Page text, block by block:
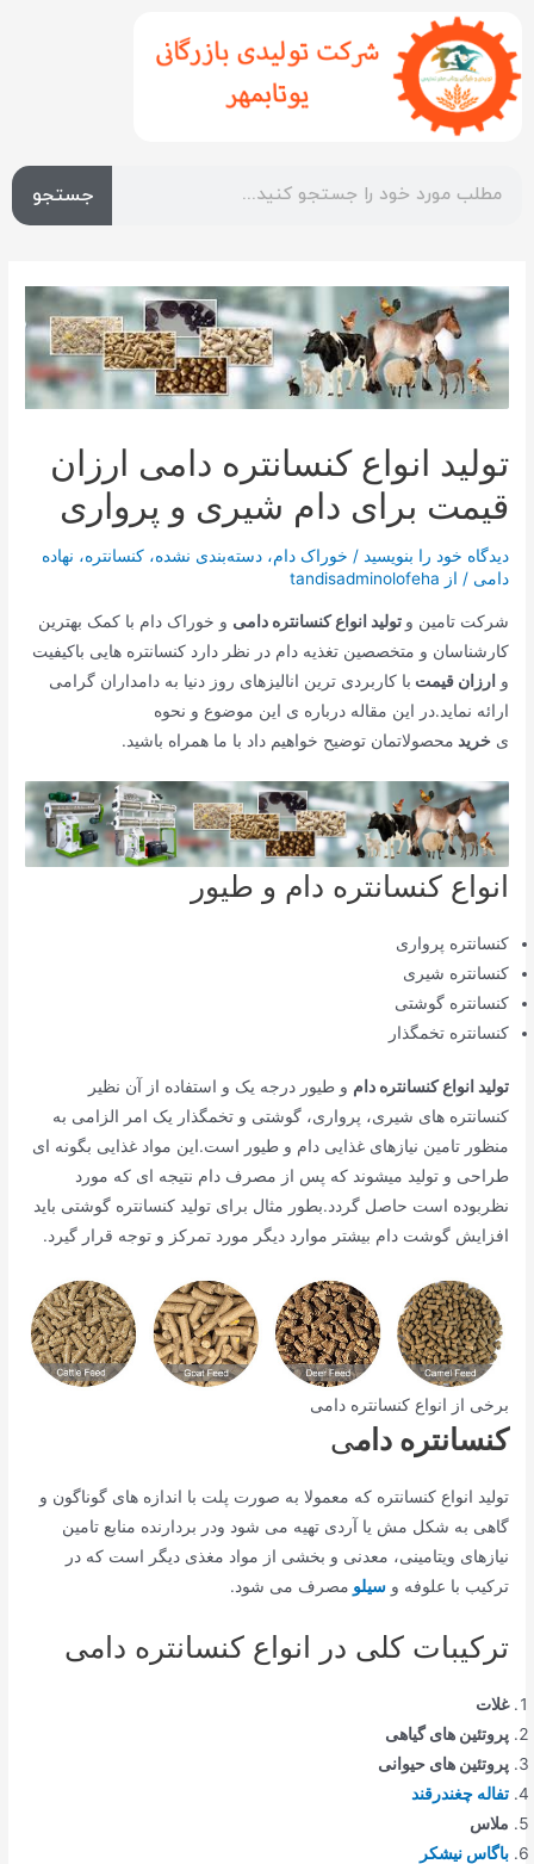
جستجو
تولید انواع کنسانتره دامی ارزان
قیمت برای دام شیری و پرواری
دیدگاه‌ خود را بنویسید / خوراک دام،دسته‌بندی نشده،کنسانتره، نهاده
دامی / از tandisadminolofeha
شرکت تامین و تولید انواع کنسانتره دامی و خوراک دام با کمک بهترین
کارشناسان و متخصصین تغذیه دام در نظر دارد کنسانتره هایی باکیفیت
و ارزان قیمت با کاربردی ترین انالیزهای روز دنیا به دامداران گرامی
ارائه نماید.در این مقاله درباره ی این موضوع و نحوه
یخرید محصولاتمان توضیح خواهیم داد با ما همراه باشید.
انواع کنسانتره دام و طیور
کنسانتره پرواری
کنسانتره شیری
کنسانتره گوشتی
کنسانتره تخمگذار
تولید انواع کنسانتره دام و طیور درجه یک و استفاده از آن نظیر
کنسانتره های شیری، پرواری، گوشتی و تخمگذار یک امر الزامی به
منظور تامین نیازهای غذایی دام و طیور است.این مواد غذایی بگونه ای
طراحی و تولید میشوند که پس از مصرف دام نتیجه ای که مورد
نظربوده است حاصل گردد.بطور مثال برای تولید کنسانتره گوشتی باید
افزایش گوشت دام بیشتر موارد دیگر مورد تمرکز و توجه قرار گیرد.
برخی از انواع کنسانتره دامی
کنسانتره دامی
تولید انواع کنسانتره که معمولا به صورت پلت با اندازه های گوناگون و
گاهی به شکل مش یا آردی تهیه می شود ودر بردارنده منابع تامین
نیازهای ویتامینی، معدنی و بخشی از مواد مغذی دیگر است که در
ترکیب با علوفه وسیلو مصرف می شود.
ترکیبات کلی در انواع کنسانتره دامی
غلات
پروتئین های گیاهی
پروتئین های حیوانی
تفاله چغندرقند
ملاس
باگاس نیشکر